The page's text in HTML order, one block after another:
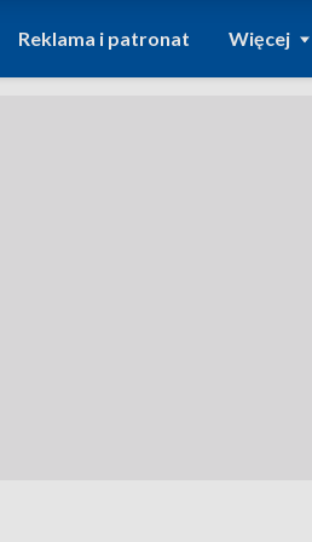
Reklama i patronat Więcej